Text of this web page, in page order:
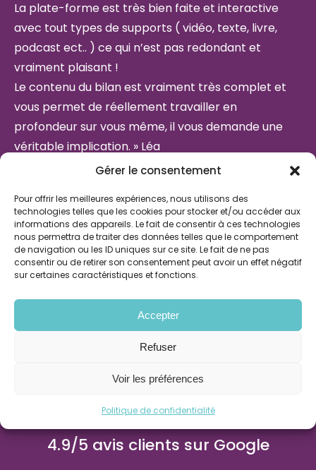
Gérer le consentement
Pour offrir les meilleures expériences, nous utilisons des
technologies telles que les cookies pour stocker et/ou accéder aux
informations des appareils. Le fait de consentir à ces technologies
nous permettra de traiter des données telles que le comportement
de navigation ou les ID uniques sur ce site. Le fait de ne pas
consentir ou de retirer son consentement peut avoir un effet négatif
sur certaines caractéristiques et fonctions.
Accepter
Refuser
Voir les préférences
Politique de confidentialité
La plate-forme est très bien faite et interactive
avec tout types de supports ( vidéo, texte, livre,
podcast ect.. ) ce qui n’est pas redondant et
vraiment plaisant !
Le contenu du bilan est vraiment très complet et
vous permet de réellement travailler en
profondeur sur vous même, il vous demande une
véritable implication. » Léa
En savoir plus sur le Bilan de Vie
Prendre un rendez-vous téléphonique
Taux de Satisfaction
4.9/5 avis clients sur Google